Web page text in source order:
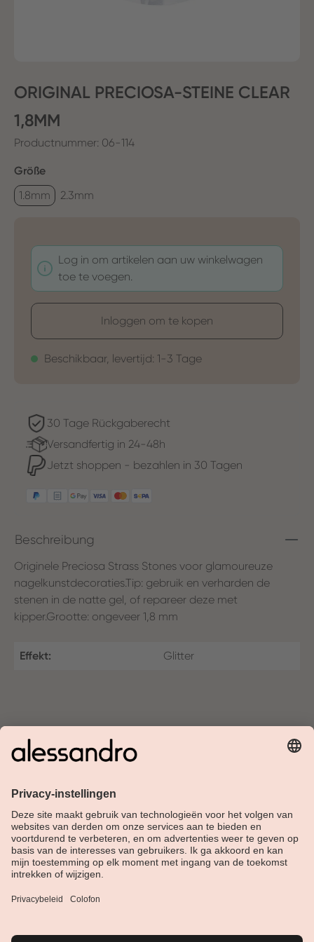
ORIGINAL PRECIOSA-STEINE CLEAR
1,8MM
Productnummer: 06-114
Selecteer
Größe
1.8mm
2.3mm
Log in om artikelen aan uw winkelwagen
toe te voegen.
Inloggen om te kopen
Beschikbaar, levertijd: 1-3 Tage
30 Tage Rückgaberecht
Versandfertig in 24-48h
Jetzt shoppen - bezahlen in 30 Tagen
Beschreibung
Originele Preciosa Strass Stones voor glamoureuze
nagelkunstdecoraties.Tip: gebruik en verharden de
stenen in de natte gel, of repareer deze met
kipper.Grootte: ongeveer 1,8 mm
Effekt: Glitter
Over Alessandro
Shop